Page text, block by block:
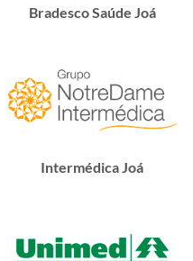
Bradesco Saúde Joá
Intermédica Joá